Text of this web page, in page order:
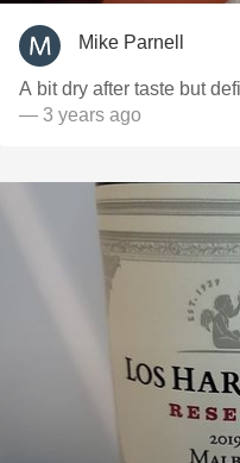
Mike Parnell
A bit dry after taste but
— 3 years ago